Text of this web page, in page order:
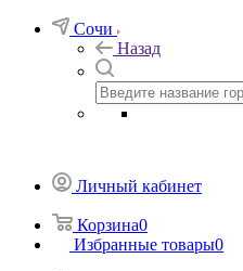
Сочи
Назад
Личный кабинет
Корзина0
Избранные товары0